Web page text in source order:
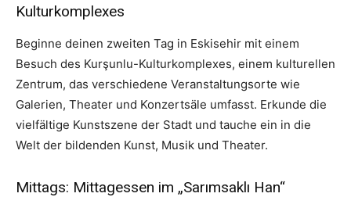
Kulturkomplexes
Beginne deinen zweiten Tag in Eskisehir mit einem
Besuch des Kurşunlu-Kulturkomplexes, einem kulturellen
Zentrum, das verschiedene Veranstaltungsorte wie
Galerien, Theater und Konzertsäle umfasst. Erkunde die
vielfältige Kunstszene der Stadt und tauche ein in die
Welt der bildenden Kunst, Musik und Theater.
Mittags: Mittagessen im „Sarımsaklı Han“